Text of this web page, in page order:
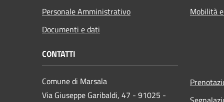
Personale Amministrativo
Documenti e dati
Mobilità
CONTATTI
Comune di Marsala
Via Giuseppe Garibaldi, 47 - 91025 -